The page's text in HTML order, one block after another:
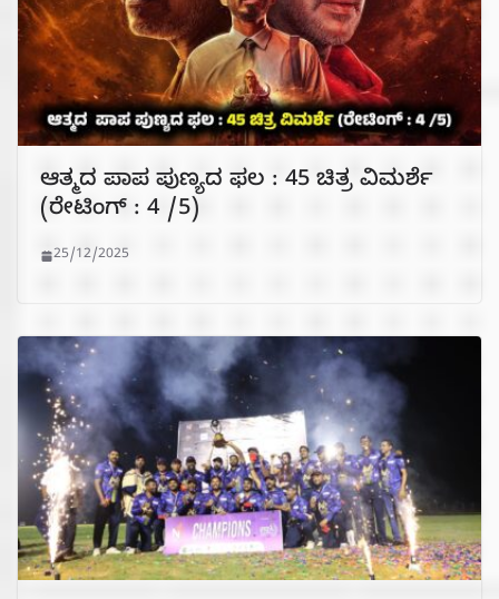
ಆತ್ಮದ ಪಾಪ ಪುಣ್ಯದ ಫಲ : 45 ಚಿತ್ರ ವಿಮರ್ಶೆ
(ರೇಟಿಂಗ್ : 4 /5)
25/12/2025